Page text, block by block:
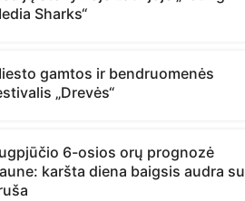
Sharks“
gamtos ir bendruomenės
„Drevės“
6-osios orų prognozė
karšta diena baigsis audra su